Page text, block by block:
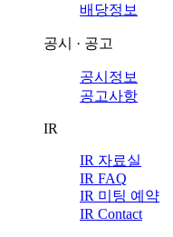
배당정보
공시 · 공고
공시정보
공고사항
IR
IR 자료실
IR FAQ
IR 미팅 예약
IR Contact